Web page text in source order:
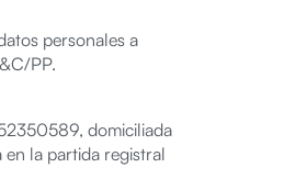
personales a
PP.
domiciliada
en la partida registral